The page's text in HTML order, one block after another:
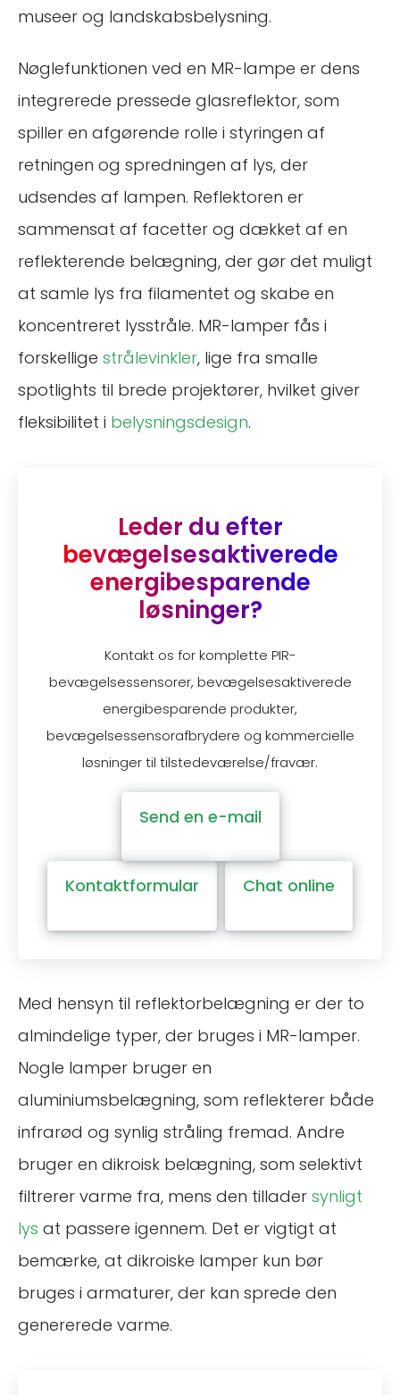
museer og landskabsbelysning.
Nøglefunktionen ved en MR-lampe er dens
integrerede pressede glasreflektor, som
spiller en afgørende rolle i styringen af
retningen og spredningen af lys, der
udsendes af lampen. Reflektoren er
sammensat af facetter og dækket af en
reflekterende belægning, der gør det muligt
at samle lys fra filamentet og skabe en
koncentreret lysstråle. MR-lamper fås i
forskellige strålevinkler, lige fra smalle
spotlights til brede projektører, hvilket giver
fleksibilitet i belysningsdesign.
Leder du efter
bevægelsesaktiverede
energibesparende
løsninger?
Kontakt os for komplette PIR-
bevægelsessensorer, bevægelsesaktiverede
energibesparende produkter,
bevægelsessensorafbrydere og kommercielle
løsninger til tilstedeværelse/fravær.
Send en e-mail
Kontaktformular Chat online
Med hensyn til reflektorbelægning er der to
almindelige typer, der bruges i MR-lamper.
Nogle lamper bruger en
aluminiumsbelægning, som reflekterer både
infrarød og synlig stråling fremad. Andre
bruger en dikroisk belægning, som selektivt
filtrerer varme fra, mens den tillader synligt
lys at passere igennem. Det er vigtigt at
bemærke, at dikroiske lamper kun bør
bruges i armaturer, der kan sprede den
genererede varme.